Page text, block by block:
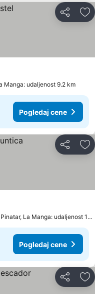
Deli
Manga: udaljenost 9.2 km
Pogledaj cene
Deli
La Manga: udaljenost
Pogledaj cene
Deli